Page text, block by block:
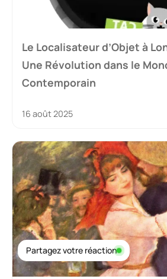
Le Localisateur d’Objet à
Une Révolution dans le
Contemporain
16 août 2025
Partagez votre réaction